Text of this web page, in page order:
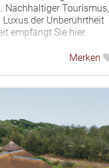
Nachhaltiger Tourismus,
der Unberührtheit
empfängt Sie hier.
Merken